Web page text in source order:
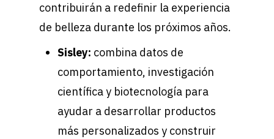
contribuirán a redefinir la experiencia
de belleza durante los próximos años.
Sisley: combina datos de
comportamiento, investigación
científica y biotecnología para
ayudar a desarrollar productos
más personalizados y construir